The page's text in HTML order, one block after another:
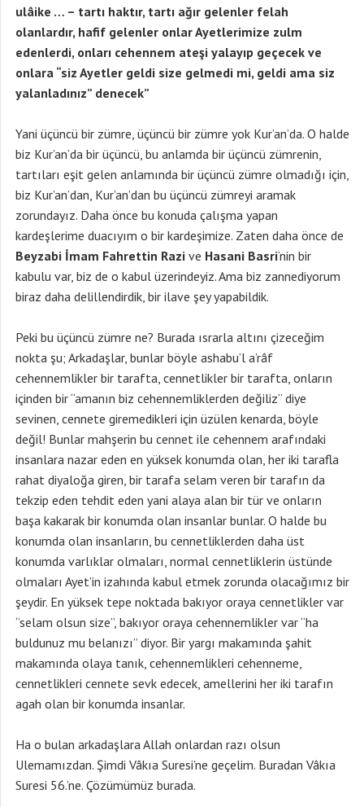
ulâike … – tartı haktır, tartı ağır gelenler felah
olanlardır, hafif gelenler onlar Ayetlerimize zulm
edenlerdi, onları cehennem ateşi yalayıp geçecek ve
onlara “siz Ayetler geldi size gelmedi mi, geldi ama siz
yalanladınız” denecek”
Yani üçüncü bir zümre, üçüncü bir zümre yok Kur’an’da. O halde
biz Kur’an’da bir üçüncü, bu anlamda bir üçüncü zümrenin,
tartıları eşit gelen anlamında bir üçüncü zümre olmadığı için,
biz Kur’an’dan, Kur’an’dan bu üçüncü zümreyi aramak
zorundayız. Daha önce bu konuda çalışma yapan
kardeşlerime duacıyım o bir kardeşimize. Zaten daha önce de
Beyzabi İmam Fahrettin Razi ve Hasani Basri‘nin bir
kabulu var, biz de o kabul üzerindeyiz. Ama biz zannediyorum
biraz daha delillendirdik, bir ilave şey yapabildik.
Peki bu üçüncü zümre ne? Burada ısrarla altını çizeceğim
nokta şu; Arkadaşlar, bunlar böyle ashabu’l a’râf
cehennemlikler bir tarafta, cennetlikler bir tarafta, onların
içinden bir “amanın biz cehennemliklerden değiliz” diye
sevinen, cennete giremedikleri için üzülen kenarda, böyle
değil! Bunlar mahşerin bu cennet ile cehennem arafındaki
insanlara nazar eden en yüksek konumda olan, her iki tarafla
rahat diyaloğa giren, bir tarafa selam veren bir tarafın da
tekzip eden tehdit eden yani alaya alan bir tür ve onların
başa kakarak bir konumda olan insanlar bunlar. O halde bu
konumda olan insanların, bu cennetliklerden daha üst
konumda varlıklar olmaları, normal cennetliklerin üstünde
olmaları Ayet’in izahında kabul etmek zorunda olacağımız bir
şeydir. En yüksek tepe noktada bakıyor oraya cennetlikler var
“selam olsun size”, bakıyor oraya cehennemlikler var “ha
buldunuz mu belanızı” diyor. Bir yargı makamında şahit
makamında olaya tanık, cehennemlikleri cehenneme,
cennetlikleri cennete sevk edecek, amellerini her iki tarafın
agah olan bir konumda insanlar.
Ha o bulan arkadaşlara Allah onlardan razı olsun
Ulemamızdan. Şimdi Vâkıa Suresi’ne geçelim. Buradan Vâkıa
Suresi 56.’ne. Çözümümüz burada.